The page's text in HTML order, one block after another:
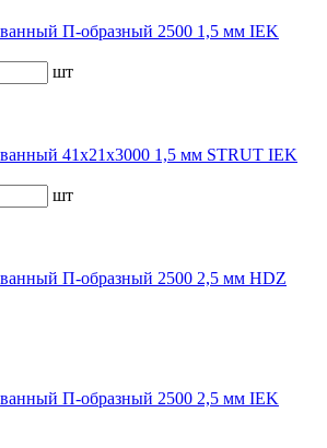
П-образный 2500 1,5 мм IEK
шт
41х21х3000 1,5 мм STRUT IEK
шт
П-образный 2500 2,5 мм HDZ
П-образный 2500 2,5 мм IEK